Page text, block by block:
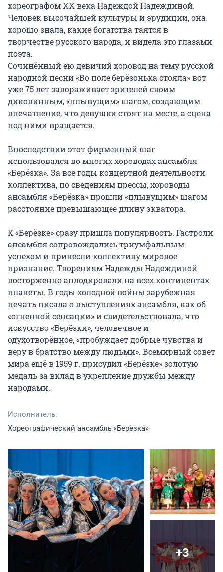
хореографом XX века Надеждой Надеждиной.
Человек высочайшей культуры и эрудиции, она
хорошо знала, какие богатства таятся в
творчестве русского народа, и видела это глазами
поэта.
Сочинённый ею девичий хоровод на тему русской
народной песни «Во поле берёзонька стояла» вот
уже 75 лет завораживает зрителей своим
диковинным, «плывущим» шагом, создающим
впечатление, что девушки стоят на месте, а сцена
под ними вращается.
Впоследствии этот фирменный шаг
использовался во многих хороводах ансамбля
«Берёзка». За все годы концертной деятельности
коллектива, по сведениям прессы, хороводы
ансамбля «Берёзка» прошли «плывущим» шагом
расстояние превышающее длину экватора.
К «Берёзке» сразу пришла популярность. Гастроли
ансамбля сопровождались триумфальным
успехом и принесли коллективу мировое
признание. Творениям Надежды Надеждиной
восторженно аплодировали на всех континентах
планеты. В годы холодной войны зарубежная
печать писала о выступлениях ансамбля, как об
«огненной сенсации» и свидетельствовала, что
искусство «Берёзки», человечное и
одухотворённое, «пробуждает добрые чувства и
веру в братство между людьми». Всемирный совет
мира ещё в 1959 г. присудил «Берёзке» золотую
медаль за вклад в укрепление дружбы между
народами.
Исполнитель:
Хореографический ансамбль «Берёзка»
+3